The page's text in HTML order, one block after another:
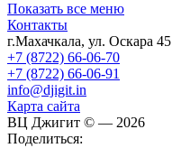
Показать все меню
Контакты
г.Махачкала, ул. Оскара 45
+7 (8722) 66-06-70
+7 (8722) 66-06-91
info@djigit.in
Карта сайта
ВЦ Джигит © — 2026
Поделиться: